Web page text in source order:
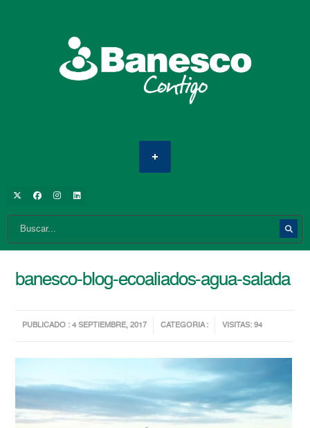
banesco-blog-ecoaliados-agua-salada
PUBLICADO : 4 SEPTIEMBRE, 2017 CATEGORIA : VISITAS: 94